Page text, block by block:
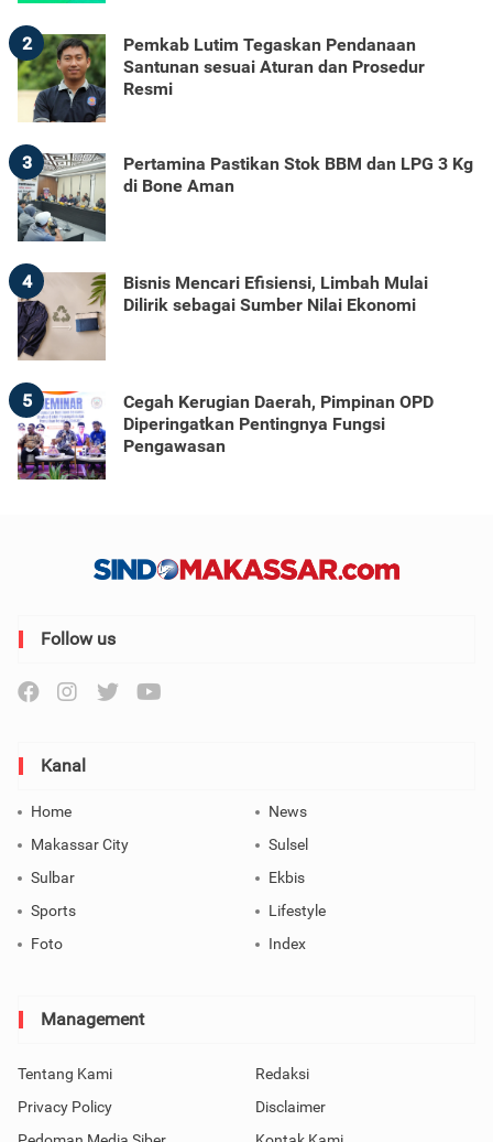
2
Pemkab Lutim Tegaskan Pendanaan
Santunan sesuai Aturan dan Prosedur
Resmi
3
Pertamina Pastikan Stok BBM dan LPG 3 Kg
di Bone Aman
4
Bisnis Mencari Efisiensi, Limbah Mulai
Dilirik sebagai Sumber Nilai Ekonomi
5
Cegah Kerugian Daerah, Pimpinan OPD
Diperingatkan Pentingnya Fungsi
Pengawasan
Follow us
Kanal
Home
News
Makassar City
Sulsel
Sulbar
Ekbis
Sports
Lifestyle
Foto
Index
Management
Tentang Kami
Redaksi
Privacy Policy
Disclaimer